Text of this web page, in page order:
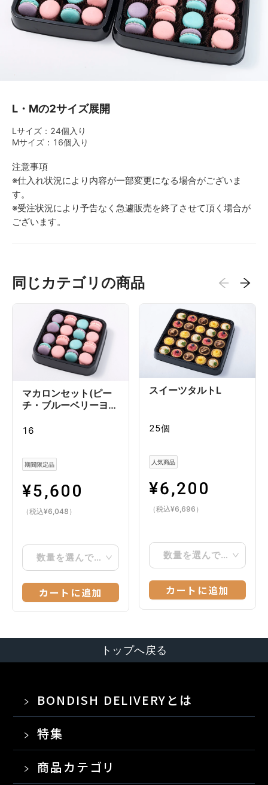
L・Mの2サイズ展開
Lサイズ：24個入り
Mサイズ：16個入り
注意事項
※仕入れ状況により内容が一部変更になる場合がございま
す。
※受注状況により予告なく急遽販売を終了させて頂く場合が
ございます。
同じカテゴリの商品
マカロンセット(ピー
チ・ブルーベリーヨー
16
期間限定品
¥5,600
（税込¥6,048 ）
数量を選んでください
カートに追加
スイーツタルトL
25個
人気商品
¥6,200
（税込¥6,696 ）
数量を選んでください
カートに追加
トップへ戻る
BONDISH DELIVERYとは
特集
商品カテゴリ